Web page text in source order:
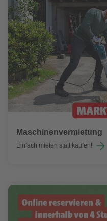
Maschinenvermietung
Einfach mieten statt kaufen!